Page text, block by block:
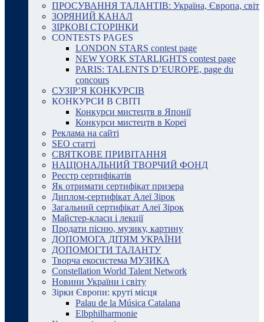
ПРОСУВАННЯ ТАЛАНТІВ: Україна, Європа, світ
ЗОРЯНИЙ КАНАЛ
ЗІРКОВІ СТОРІНКИ
CONTESTS PAGES
LONDON STARS contest page
NEW YORK STARLIGHTS contest page
PARIS: TALENTS D’EUROPE, page du
concours
СУЗІР’Я КОНКУРСІВ
КОНКУРСИ В СВІТІ
Конкурси мистецтв в Японії
Конкурси мистецтв в Кореї
Реклама на сайті
SEO статті
СВЯТКОВЕ ПРИВІТАННЯ
НАЦІОНАЛЬНИЙ ТВОРЧИЙ ФОНД
Реєстр сертифікатів
Як отримати сертифікат призера
Диплом-сертифікат Алеї Зірок
Загальний сертифікат Алеї Зірок
Майстер-класи і лекції
Продати пісню, музику, картину
ДОПОМОГА ДІТЯМ УКРАЇНИ
ДОПОМОГТИ ТАЛАНТУ
Творча екосистема МУЗИКА
Constellation World Talent Network
Новини України і світу
Зірки Європи: круті місця
Palau de la Música Catalana
Elbphilharmonie